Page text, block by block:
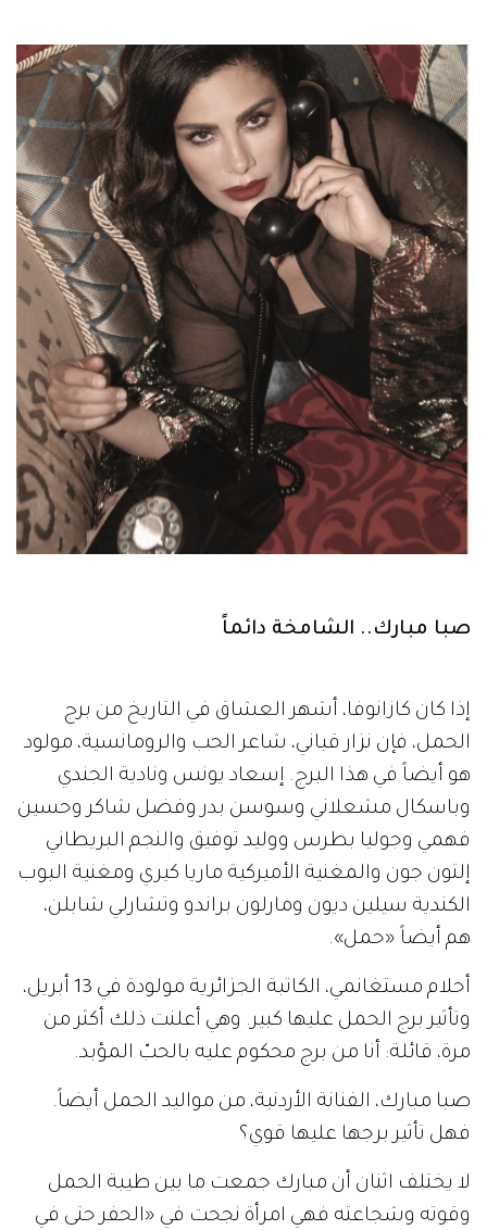
صبا مبارك.. الشامخة دائماً
إذا كان كازانوفا، أشهر العشاق في التاريخ من برج
الحمل، فإن نزار قباني، شاعر الحب والرومانسية، مولود
هو أيضاً في هذا البرج. إسعاد يونس ونادية الجندي
وباسكال مشعلاني وسوسن بدر وفضل شاكر وحسين
فهمي وجوليا بطرس ووليد توفيق والنجم البريطاني
إلتون جون والمغنية الأميركية ماريا كيري ومغنية البوب
الكندية سيلين ديون ومارلون براندو وتشارلي شابلن،
هم أيضاً «حمل».
أحلام مستغانمي، الكاتبة الجزائرية مولودة في 13 أبريل،
وتأثير برج الحمل عليها كبير. وهي أعلنت ذلك أكثر من
مرة، قائلة: أنا من برج محكوم عليه بالحبّ المؤبد.
صبا مبارك، الفنانة الأردنية، من مواليد الحمل أيضاً.
فهل تأثير برجها عليها قوي؟
لا يختلف اثنان أن مبارك جمعت ما بين طيبة الحمل
وقوته وشجاعته فهي امرأة نجحت في «الحفر حتى في